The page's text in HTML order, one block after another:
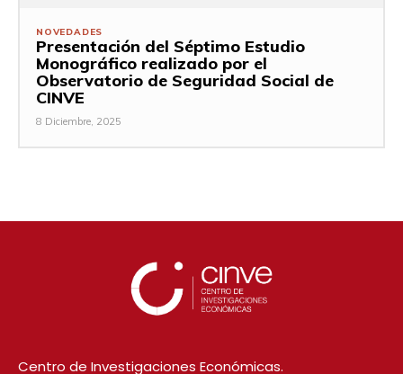
NOVEDADES
Presentación del Séptimo Estudio
Monográfico realizado por el
Observatorio de Seguridad Social de
CINVE
8 Diciembre, 2025
Centro de Investigaciones Económicas.